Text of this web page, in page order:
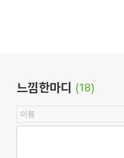
느낌한마디 (18)